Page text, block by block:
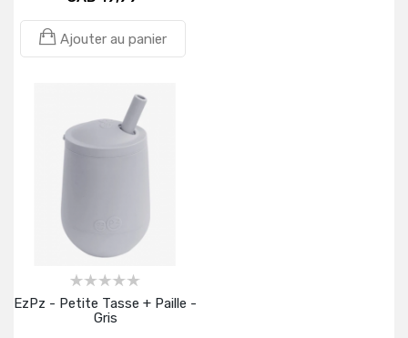
Ajouter au panier
EzPz - Petite Tasse + Paille -
Gris